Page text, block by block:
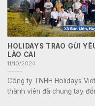
HOLIDAYS TRAO GỬI
LÀO CAI
11/10/2024
Công ty TNHH Holidays
thành viên đã chung tay